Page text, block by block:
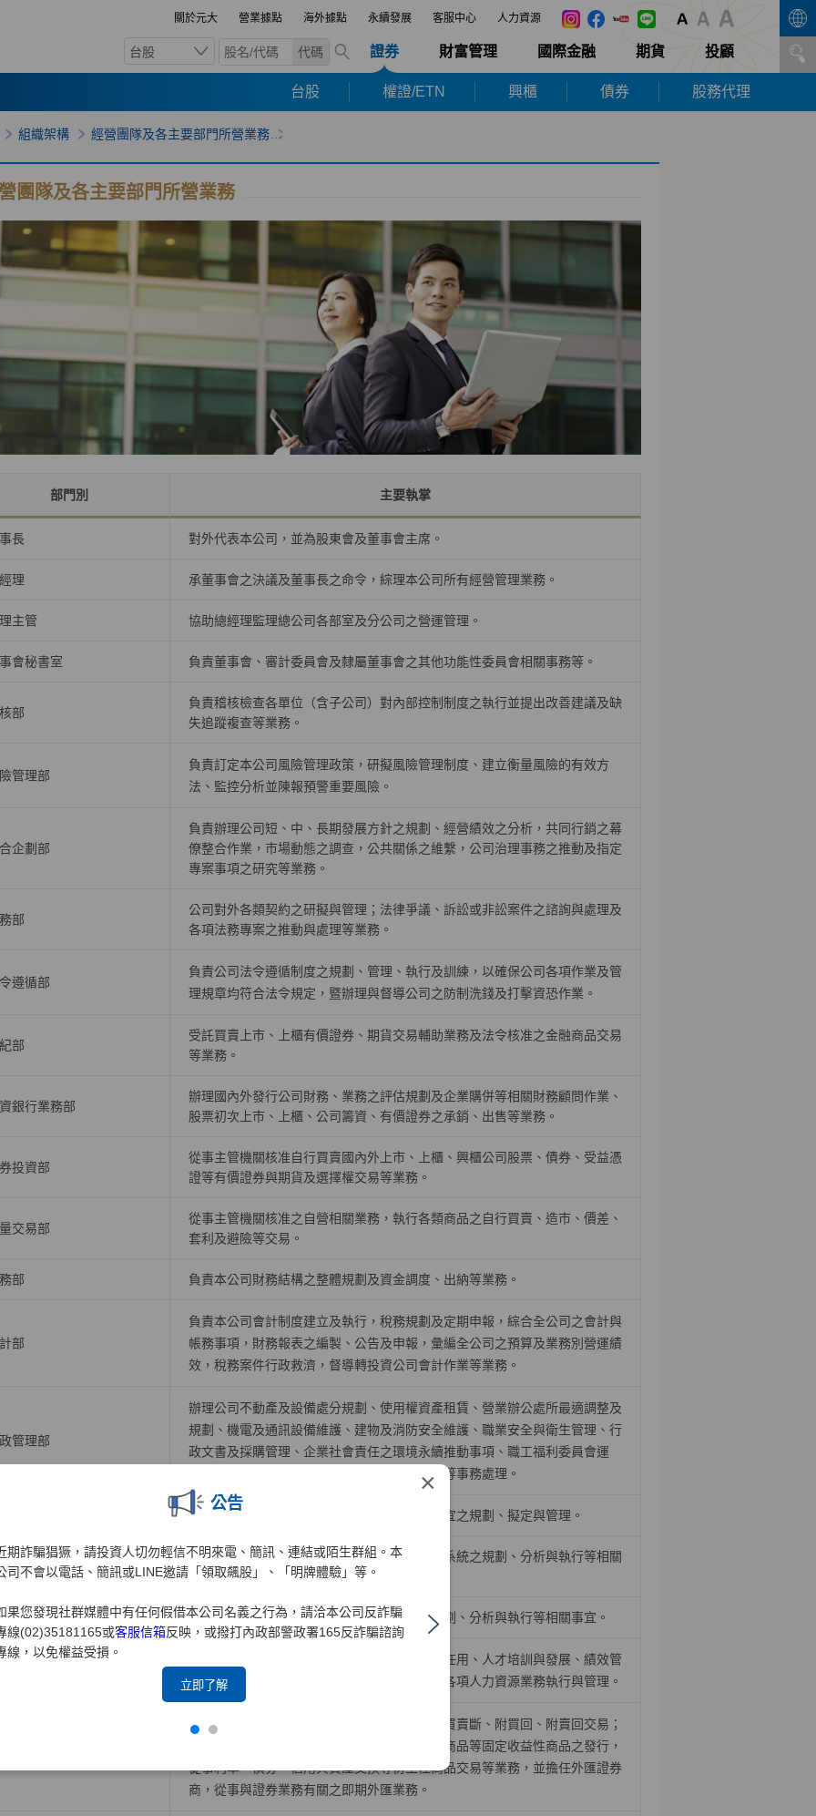
關於元大 營業據點 海外據點 永續發展 客服中心 人力資源
台股 代碼 證券 財富管理 國際金融 期貨 投顧
台股 權證/ETN 興櫃 債券 股務代理
×
公告
期詐騙猖獗，請投資人切勿輕信不明來電、簡訊、連結或陌生群組。本
司不會以電話、簡訊或LINE邀請「領取飆股」、「明牌體驗」等。
果您發現社群媒體中有任何假借本公司名義之行為，請洽本公司反詐騙
線(02)35181165或客服信箱反映，或撥打內政部警政署165反詐騙諮詢
線，以免權益受損。
立即了解
組織架構 經營團隊及各主要部門所營業務
團隊及各主要部門所營業務
部門別 主要執掌
長 對外代表本公司，並為股東會及董事會主席。
理 承董事會之決議及董事長之命令，綜理本公司所有經營管理業務。
主管 協助總經理監理總公司各部室及分公司之營運管理。
會秘書室 負責董事會、審計委員會及隸屬董事會之其他功能性委員會相關事務等。
部
負責稽核檢查各單位（含子公司）對內部控制制度之執行並提出改善建議及缺
失追蹤複查等業務。
管理部
負責訂定本公司風險管理政策，研擬風險管理制度、建立衡量風險的有效方
法、監控分析並陳報預警重要風險。
企劃部
負責辦理公司短、中、長期發展方針之規劃、經營績效之分析，共同行銷之幕
僚整合作業，巿場動態之調查，公共關係之維繫，公司治理事務之推動及指定
專案事項之研究等業務。
部
公司對外各類契約之研擬與管理；法律爭議、訴訟或非訟案件之諮詢與處理及
各項法務專案之推動與處理等業務。
遵循部
負責公司法令遵循制度之規劃、管理、執行及訓練，以確保公司各項作業及管
理規章均符合法令規定，暨辦理與督導公司之防制洗錢及打擊資恐作業。
部
受託買賣上巿、上櫃有價證券、期貨交易輔助業務及法令核准之金融商品交易
等業務。
銀行業務部
辦理國內外發行公司財務、業務之評估規劃及企業購併等相關財務顧問作業、
股票初次上巿、上櫃、公司籌資、有價證券之承銷、出售等業務。
投資部
從事主管機關核准自行買賣國內外上市、上櫃、興櫃公司股票、債券、受益憑
證等有價證券與期貨及選擇權交易等業務。
交易部
從事主管機關核准之自營相關業務，執行各類商品之自行買賣、造市、價差、
套利及避險等交易。
部 負責本公司財務結構之整體規劃及資金調度、出納等業務。
部
負責本公司會計制度建立及執行，稅務規劃及定期申報，綜合全公司之會計與
帳務事項，財務報表之編製、公告及申報，彙編全公司之預算及業務別營運績
效，稅務案件行政救濟，督導轉投資公司會計作業等業務。
管理部
辦理公司不動產及設備處分規劃、使用權資產租賃、營業辦公處所最適調整及
規劃、機電及通訊設備維護、建物及消防安全維護、職業安全與衛生管理、行
政文書及採購管理、企業社會責任之環境永續推動事項、職工福利委員會運
作、警衛保全及司機管理、自有大樓房舍管理等事務處理。
掌理硬體設備、機房、資料倉儲應用等相關事宜之規劃、擬定與管理。
訊系統開發一部
掌理各業務開戶、帳務、交割結算等相關應用系統之規劃、分析與執行等相關
事宜。
訊系統開發二部 掌理下單交易、電子中台及策略應用系統之規劃、分析與執行等相關事宜。
負責公司人力資源策略，有關組織發展、召募任用、人才培訓與發展、績效管
理、薪酬福利、勞資關係等政策規劃與推動，各項人力資源業務執行與管理。
負責債券、票券、受益證券及資產基礎證券之買賣斷、附買回、附賣回交易；
規劃債券、受益證券、資產基礎證券及結構型商品等固定收益性商品之發行，
從事利率、債券、信用與資產交換等衍生性商品交易等業務，並擔任外匯證券
商，從事與證券業務有關之即期外匯業務。